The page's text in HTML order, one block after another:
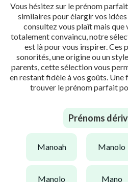
Vous hésitez sur le prénom
similaires pour élargir vos
consultez vous plaît mais que
totalement convaincu, notre
est là pour vous inspirer. Ces
sonorités, une origine ou un
parents, cette sélection vous
en restant fidèle à vos goûts.
trouver le prénom parfait
Prénoms
manoah manolo
manolo mano